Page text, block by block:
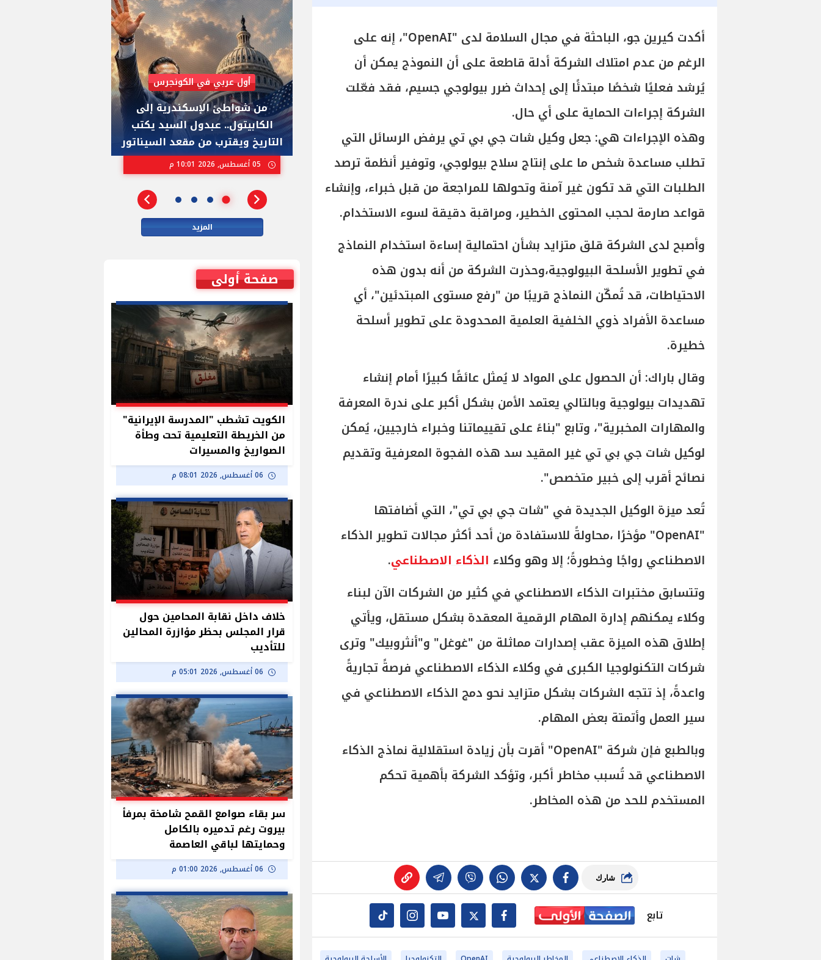
لتدريب نموذج الذكاء
يخدم العدالة
أكدت كيرين جو، الباحثة في مجال السلامة لدى "OpenAI"، إنه على
الرغم من عدم امتلاك الشركة أدلة قاطعة على أن النموذج يمكن أن
يُرشد فعليًا شخصًا مبتدئًا إلى إحداث ضرر بيولوجي جسيم، فقد فعّلت
الشركة إجراءات الحماية على أي حال.
وهذه الإجراءات هي: جعل وكيل شات جي بي تي يرفض الرسائل التي
تطلب مساعدة شخص ما على إنتاج سلاح بيولوجي، وتوفير أنظمة ترصد
الطلبات التي قد تكون غير آمنة وتحولها للمراجعة من قبل خبراء، وإنشاء
قواعد صارمة لحجب المحتوى الخطير، ومراقبة دقيقة لسوء الاستخدام.
وأصبح لدى الشركة قلق متزايد بشأن احتمالية إساءة استخدام النماذج
في تطوير الأسلحة البيولوجية،وحذرت الشركة من أنه بدون هذه
الاحتياطات، قد تُمكّن النماذج قريبًا من "رفع مستوى المبتدئين"، أي
مساعدة الأفراد ذوي الخلفية العلمية المحدودة على تطوير أسلحة
خطيرة.
وقال باراك: أن الحصول على المواد لا يُمثل عائقًا كبيرًا أمام إنشاء
تهديدات بيولوجية وبالتالي يعتمد الأمن بشكل أكبر على ندرة المعرفة
والمهارات المخبرية"، وتابع "بناءً على تقييماتنا وخبراء خارجيين، يُمكن
لوكيل شات جي بي تي غير المقيد سد هذه الفجوة المعرفية وتقديم
نصائح أقرب إلى خبير متخصص".
تُعد ميزة الوكيل الجديدة في "شات جي بي تي"، التي أضافتها
"OpenAI" مؤخرًا ،محاولةً للاستفادة من أحد أكثر مجالات تطوير الذكاء
الاصطناعي رواجًا وخطورةً؛ إلا وهو وكلاء الذكاء الاصطناعي.
وتتسابق مختبرات الذكاء الاصطناعي في كثير من الشركات الآن لبناء
وكلاء يمكنهم إدارة المهام الرقمية المعقدة بشكل مستقل، ويأتي
إطلاق هذه الميزة عقب إصدارات مماثلة من "غوغل" و"أنثروبيك" وترى
شركات التكنولوجيا الكبرى في وكلاء الذكاء الاصطناعي فرصةً تجاريةً
واعدةً، إذ تتجه الشركات بشكل متزايد نحو دمج الذكاء الاصطناعي في
سير العمل وأتمتة بعض المهام.
وبالطبع فإن شركة "OpenAI" أقرت بأن زيادة استقلالية نماذج الذكاء
الاصطناعي قد تُسبب مخاطر أكبر، وتؤكد الشركة بأهمية تحكم
المستخدم للحد من هذه المخاطر.
شارك
تابع
" صاحب صاحبه "
هاني أبوريدة
25 يوليو, 2026 10:00 م
أول عربي في الكونجرس
من شواطئ الإسكندرية إلى
الكابيتول.. عبدول السيد يكتب
التاريخ ويقترب من مقعد السيناتور
المزيد
صفحة أولى
الكويت تشطب "المدرسة الإيرانية"
من الخريطة التعليمية تحت وطأة
الصواريخ والمسيرات
06 أغسطس, 2026 08:01 م
خلاف داخل نقابة المحامين حول
قرار المجلس بحظر مؤازرة المحالين
للتأديب
06 أغسطس, 2026 05:01 م
سر بقاء صوامع القمح شامخة بمرفأ
بيروت رغم تدميره بالكامل
وحمايتها لباقي العاصمة
06 أغسطس, 2026 01:00 م